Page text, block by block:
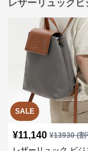
レザーリュック
SALE
¥11,140 ¥13930(割